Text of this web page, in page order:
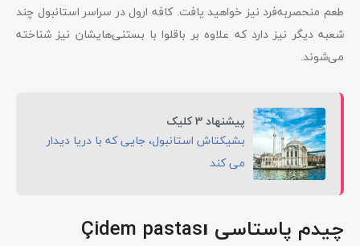
طعم منحصربه‌فرد نیز خواهید یافت. کافه ارول در سراسر استانبول چند
شعبه دیگر نیز دارد که علاوه بر باقلوا با بستنی‌هایشان نیز شناخته
می‌شوند.
پیشنهاد 3 کلیک
بشیکتاش استانبول، جایی که با دریا دیدار
می‌ کند
چیدم پاستاسی Çidem pastası